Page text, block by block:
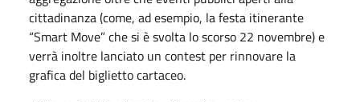
cittadinanza (come, ad esempio, la festa itinerante
“Smart Move” che si è svolta lo scorso 22 novembre) e
verrà inoltre lanciato un contest per rinnovare la
grafica del biglietto cartaceo.